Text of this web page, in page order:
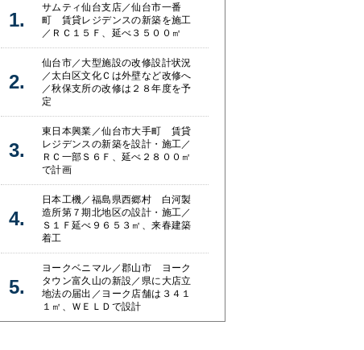
サムティ仙台支店／仙台市一番
町 賃貸レジデンスの新築を施工
／ＲＣ１５Ｆ、延べ３５００㎡
仙台市／大型施設の改修設計状況
／太白区文化Ｃは外壁など改修へ
／秋保支所の改修は２８年度を予
定
東日本興業／仙台市大手町 賃貸
レジデンスの新築を設計・施工／
ＲＣ一部Ｓ６Ｆ、延べ２８００㎡
で計画
日本工機／福島県西郷村 白河製
造所第７期北地区の設計・施工／
Ｓ１Ｆ延べ９６５３㎡、来春建築
着工
ヨークベニマル／郡山市 ヨーク
タウン富久山の新設／県に大店立
地法の届出／ヨーク店舗は３４１
１㎡、ＷＥＬＤで設計